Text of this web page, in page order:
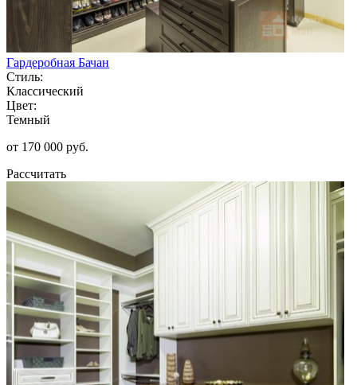
Гардеробная Бачан
Стиль:
Классический
Цвет:
Темный
от 170 000 руб.
Рассчитать